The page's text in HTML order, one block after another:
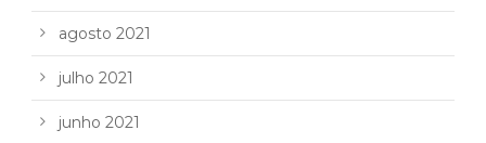
agosto 2021
julho 2021
junho 2021